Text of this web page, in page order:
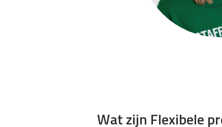
Wat zijn Flexibele